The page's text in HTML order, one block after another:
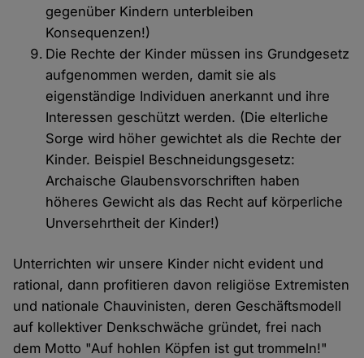
gegenüber Kindern unterbleiben
Konsequenzen!)
Die Rechte der Kinder müssen ins Grundgesetz
aufgenommen werden, damit sie als
eigenständige Individuen anerkannt und ihre
Interessen geschützt werden. (Die elterliche
Sorge wird höher gewichtet als die Rechte der
Kinder. Beispiel Beschneidungsgesetz:
Archaische Glaubensvorschriften haben
höheres Gewicht als das Recht auf körperliche
Unversehrtheit der Kinder!)
Unterrichten wir unsere Kinder nicht evident und
rational, dann profitieren davon religiöse Extremisten
und nationale Chauvinisten, deren Geschäftsmodell
auf kollektiver Denkschwäche gründet, frei nach
dem Motto "Auf hohlen Köpfen ist gut trommeln!"